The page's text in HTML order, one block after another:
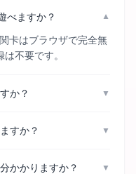
べますか？ ▼
卡はブラウザで完全無
不要です。
か？ ▼
すか？ ▼
かかりますか？ ▼